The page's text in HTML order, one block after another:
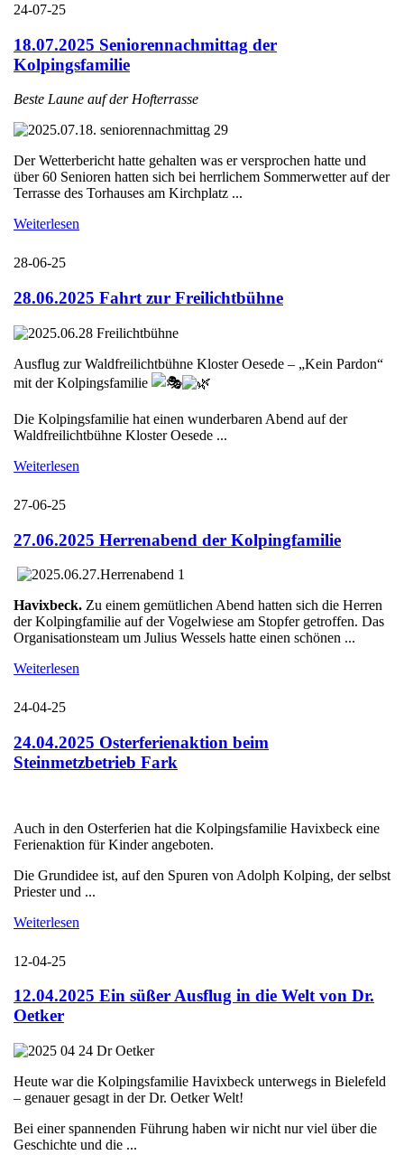
24-07-25
18.07.2025 Seniorennachmittag der
Kolpingsfamilie
Beste Laune auf der Hofterrasse
Der Wetterbericht hatte gehalten was er versprochen hatte und
über 60 Senioren hatten sich bei herrlichem Sommerwetter auf der
Terrasse des Torhauses am Kirchplatz ...
Weiterlesen
28-06-25
28.06.2025 Fahrt zur Freilichtbühne
Ausflug zur Waldfreilichtbühne Kloster Oesede – „Kein Pardon“
mit der Kolpingsfamilie
Die Kolpingsfamilie hat einen wunderbaren Abend auf der
Waldfreilichtbühne Kloster Oesede ...
Weiterlesen
27-06-25
27.06.2025 Herrenabend der Kolpingfamilie
Havixbeck. Zu einem gemütlichen Abend hatten sich die Herren
der Kolpingfamilie auf der Vogelwiese am Stopfer getroffen. Das
Organisationsteam um Julius Wessels hatte einen schönen ...
Weiterlesen
24-04-25
24.04.2025 Osterferienaktion beim
Steinmetzbetrieb Fark
Auch in den Osterferien hat die Kolpingsfamilie Havixbeck eine
Ferienaktion für Kinder angeboten.
Die Grundidee ist, auf den Spuren von Adolph Kolping, der selbst
Priester und ...
Weiterlesen
12-04-25
12.04.2025 Ein süßer Ausflug in die Welt von Dr.
Oetker
Heute war die Kolpingsfamilie Havixbeck unterwegs in Bielefeld
– genauer gesagt in der Dr. Oetker Welt!
Bei einer spannenden Führung haben wir nicht nur viel über die
Geschichte und die ...